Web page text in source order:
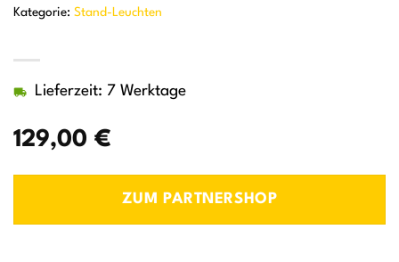
129,00 €
Lieferzeit: 7 Werktage
ZUM PARTNERSHOP
Kategorie: Stand-Leuchten